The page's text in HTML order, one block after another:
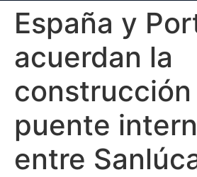
España y
acuerdan la
construcción
puente
entre